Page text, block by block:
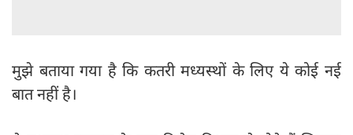
मुझे बताया गया है कि कतरी मध्यस्थों के लिए ये कोई नई
बात नहीं है।